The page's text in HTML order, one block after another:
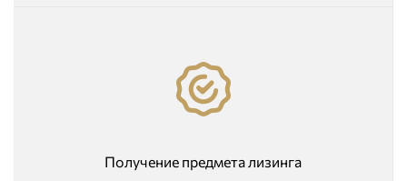
Получение предмета лизинга